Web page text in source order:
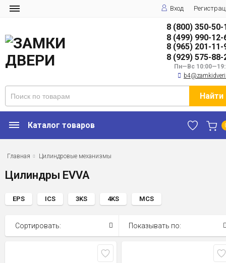
Вход
8 (800) 350-50-
8 (499) 990-12-
8 (965) 201-11-
8 (929) 575-88-
Пн—Вс
Найти
Каталог товаров
Главная Цилиндровые механизмы
Цилиндры EVVA
EPS ICS 3KS 4KS MCS
Сортировать: Показывать по: